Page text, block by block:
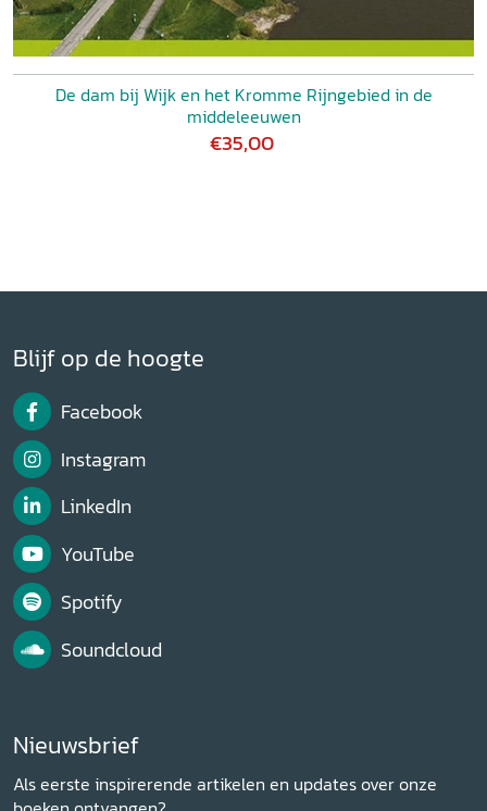
De dam bij Wijk en het Kromme Rijngebied in de
middeleeuwen
€35,00
Blijf op de hoogte
Facebook
Instagram
LinkedIn
YouTube
Spotify
Soundcloud
Nieuwsbrief
Als eerste inspirerende artikelen en updates over onze